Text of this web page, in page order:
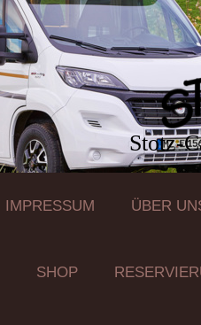
Stotz-
IMPRESSUM ÜBER
SHOP